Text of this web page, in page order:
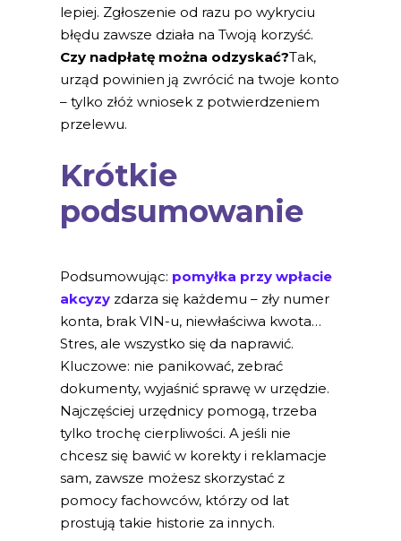
lepiej. Zgłoszenie od razu po wykryciu
błędu zawsze działa na Twoją korzyść.
Czy nadpłatę można odzyskać?Tak,
urząd powinien ją zwrócić na twoje konto
– tylko złóż wniosek z potwierdzeniem
przelewu.
Krótkie
podsumowanie
Podsumowując: pomyłka przy wpłacie
akcyzy zdarza się każdemu – zły numer
konta, brak VIN-u, niewłaściwa kwota…
Stres, ale wszystko się da naprawić.
Kluczowe: nie panikować, zebrać
dokumenty, wyjaśnić sprawę w urzędzie.
Najczęściej urzędnicy pomogą, trzeba
tylko trochę cierpliwości. A jeśli nie
chcesz się bawić w korekty i reklamacje
sam, zawsze możesz skorzystać z
pomocy fachowców, którzy od lat
prostują takie historie za innych.